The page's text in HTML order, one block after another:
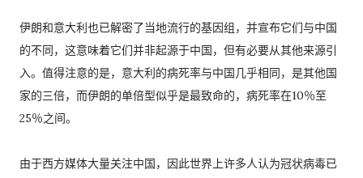
伊朗和意大利也已解密了当地流行的基因组，并宣布它们与中国
的不同，这意味着它们并非起源于中国，但有必要从其他来源引
入。值得注意的是，意大利的病死率与中国几乎相同，是其他国
家的三倍，而伊朗的单倍型似乎是最致命的，病死率在10％至
25％之间。
由于西方媒体大量关注中国，因此世界上许多人认为冠状病毒已